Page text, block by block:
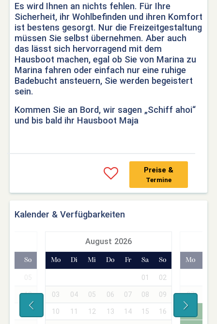
Es wird Ihnen an nichts fehlen. Für Ihre
Sicherheit, ihr Wohlbefinden und ihren Komfort
ist bestens gesorgt. Nur die Freizeitgestaltung
müssen Sie selbst übernehmen. Aber auch
das lässt sich hervorragend mit dem
Hausboot machen, egal ob Sie von Marina zu
Marina fahren oder einfach nur eine ruhige
Badebucht ansteuern, Sie werden begeistert
sein.
Kommen Sie an Bord, wir sagen „Schiff ahoi“
und bis bald ihr Hausboot Maja
Preise &
Termine
Kalender & Verfügbarkeiten
So
12
19
August 2026
Mo Di Mi Do Fr Sa So
01 02
03 04 05 06 07 08 09
10 11 12 13 14 15 16
Mo
07